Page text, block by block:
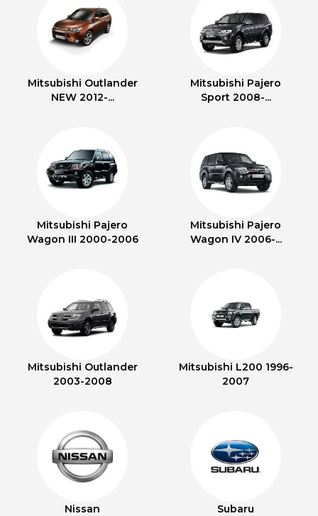
Mitsubishi Outlander
NEW 2012-...
Mitsubishi Pajero
Sport 2008-...
Mitsubishi Pajero
Wagon III 2000-2006
Mitsubishi Pajero
Wagon IV 2006-...
Mitsubishi Outlander
2003-2008
Mitsubishi L200 1996-
2007
Nissan Subaru